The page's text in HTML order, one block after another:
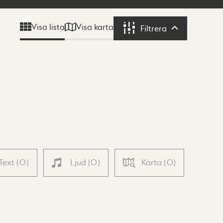
Visa lista Visa karta Filtrera Filtrera
(0) Ljud (0) Karta (0)